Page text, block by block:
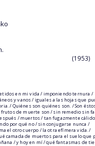
(1953)
en mi vida / imponiendo ternura /
y vanos / iguales a las hojas que
/ Quiénes son quiénes son. / Son
de muerte son / sin remedio sin
/ muertos / tan fugazmente
por qué no / sin conjugarse nunca /
el otro cuerpo / la otra efímera vida. /
camada de muertos para el suelo que
/ y hoy en mí / qué fantasmas de